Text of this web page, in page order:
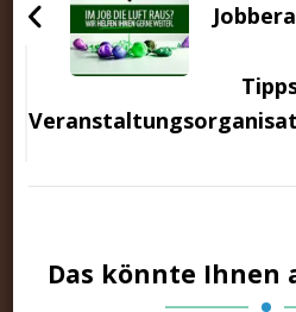
Das könnte Ihnen